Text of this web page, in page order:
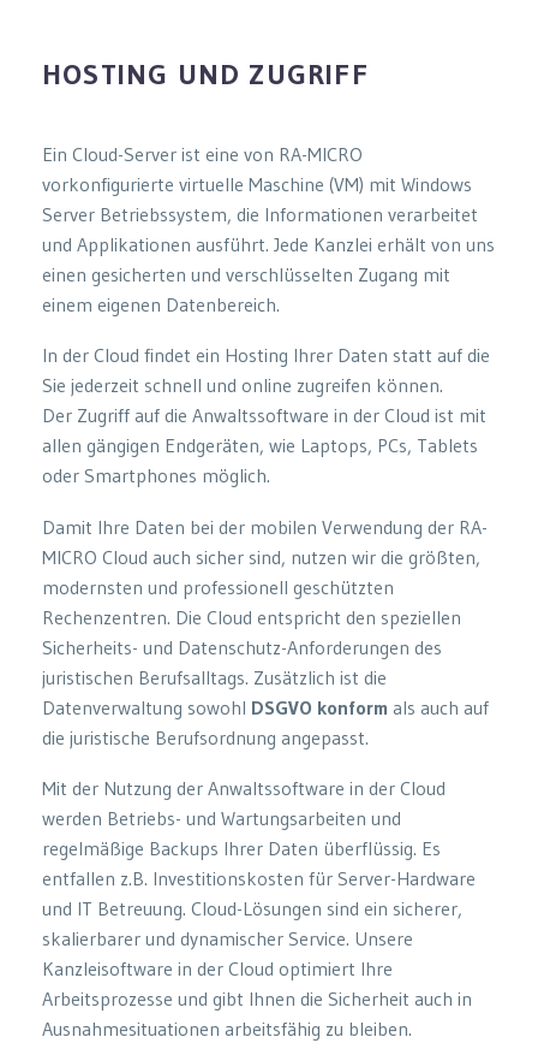
HOSTING UND ZUGRIFF
Ein Cloud-Server ist eine von RA-MICRO
vorkonfigurierte virtuelle Maschine (VM) mit Windows
Server Betriebssystem, die Informationen verarbeitet
und Applikationen ausführt. Jede Kanzlei erhält von uns
einen gesicherten und verschlüsselten Zugang mit
einem eigenen Datenbereich.
In der Cloud findet ein Hosting Ihrer Daten statt auf die
Sie jederzeit schnell und online zugreifen können.
Der Zugriff auf die Anwaltssoftware in der Cloud ist mit
allen gängigen Endgeräten, wie Laptops, PCs, Tablets
oder Smartphones möglich.
Damit Ihre Daten bei der mobilen Verwendung der RA-
MICRO Cloud auch sicher sind, nutzen wir die größten,
modernsten und professionell geschützten
Rechenzentren. Die Cloud entspricht den speziellen
Sicherheits- und Datenschutz-Anforderungen des
juristischen Berufsalltags. Zusätzlich ist die
Datenverwaltung sowohl DSGVO konform als auch auf
die juristische Berufsordnung angepasst.
Mit der Nutzung der Anwaltssoftware in der Cloud
werden Betriebs- und Wartungsarbeiten und
regelmäßige Backups Ihrer Daten überflüssig. Es
entfallen z.B. Investitionskosten für Server-Hardware
und IT Betreuung. Cloud-Lösungen sind ein sicherer,
skalierbarer und dynamischer Service. Unsere
Kanzleisoftware in der Cloud optimiert Ihre
Arbeitsprozesse und gibt Ihnen die Sicherheit auch in
Ausnahmesituationen arbeitsfähig zu bleiben.